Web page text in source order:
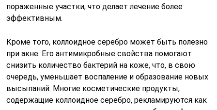
пораженные участки, что делает лечение более
эффективным.
Кроме того, коллоидное серебро может быть полезно
при акне. Его антимикробные свойства помогают
снизить количество бактерий на коже, что, в свою
очередь, уменьшает воспаление и образование новых
высыпаний. Многие косметические продукты,
содержащие коллоидное серебро, рекламируются как